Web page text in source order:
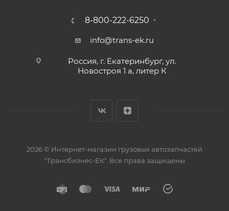
8-800-222-6250
info@trans-ek.ru
Россия, г. Екатеринбург, ул.
Новостроя 1 а, литер К
2026 © Интернет-магазин грузовых автозапчастей
"Трансбизнес-ЕК" . Все права защищены